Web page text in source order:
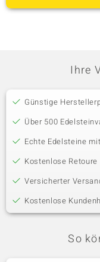
Ihre
Günstige
Über 500
Echte Edelsteine
Kostenlose Retoure
Versicherter
Kostenlose
So